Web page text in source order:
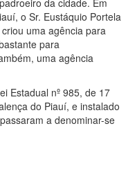
da cidade. Em
o Sr. Eustáquio Portela
uma agência para
para
uma agência
Estadual nº 985, de 17
do Piauí, e instalado
a denominar-se